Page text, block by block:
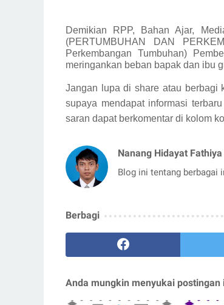
Demikian
RPP, Bahan Ajar,
(PERTUMBUHAN DAN
Perkembangan Tumbuhan)
meringankan beban bapak dan ibu
Jangan lupa di share atau berbagi
supaya mendapat informasi
saran dapat berkomentar di kolom
Nanang Hidayat Fathiya
Blog ini tentang berbagai
Berbagi
Anda mungkin menyukai postingan